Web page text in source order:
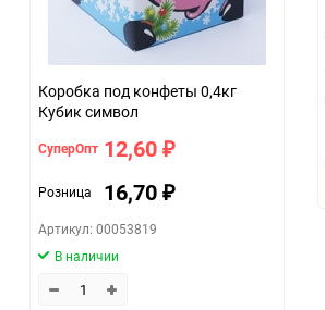
Коробка под конфеты 0,4кг
Кубик символ
СуперОпт 12,60 ₽
Розница 16,70 ₽
Артикул: 00053819
В наличии